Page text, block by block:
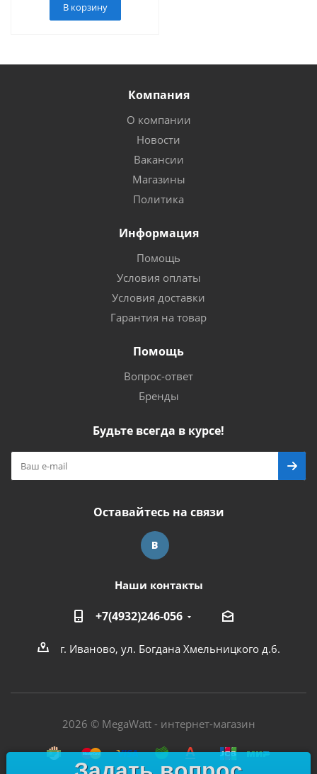
В корзину
Компания
О компании
Новости
Вакансии
Магазины
Политика
Информация
Помощь
Условия оплаты
Условия доставки
Гарантия на товар
Помощь
Вопрос-ответ
Бренды
Будьте всегда в курсе!
Оставайтесь на связи
Наши контакты
+7(4932)246-056
г. Иваново, ул. Богдана Хмельницкого д.6.
2026 © MegaWatt - интернет-магазин